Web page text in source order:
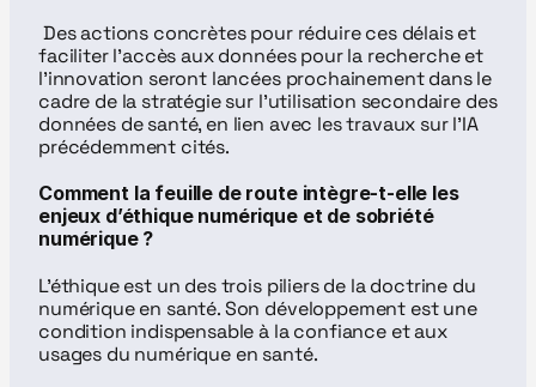
Des actions concrètes pour réduire ces délais et
faciliter l’accès aux données pour la recherche et
l’innovation seront lancées prochainement dans le
cadre de la stratégie sur l’utilisation secondaire des
données de santé, en lien avec les travaux sur l’IA
précédemment cités.
Comment la feuille de route intègre-t-elle les
enjeux d’éthique numérique et de sobriété
numérique ?
L’éthique est un des trois piliers de la doctrine du
numérique en santé. Son développement est une
condition indispensable à la confiance et aux
usages du numérique en santé.